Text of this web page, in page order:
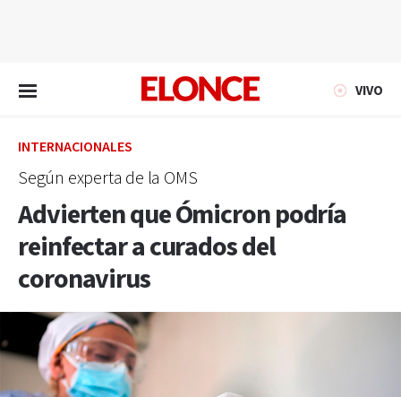
VIVO
INTERNACIONALES
Según experta de la OMS
Advierten que Ómicron podría
reinfectar a curados del
coronavirus